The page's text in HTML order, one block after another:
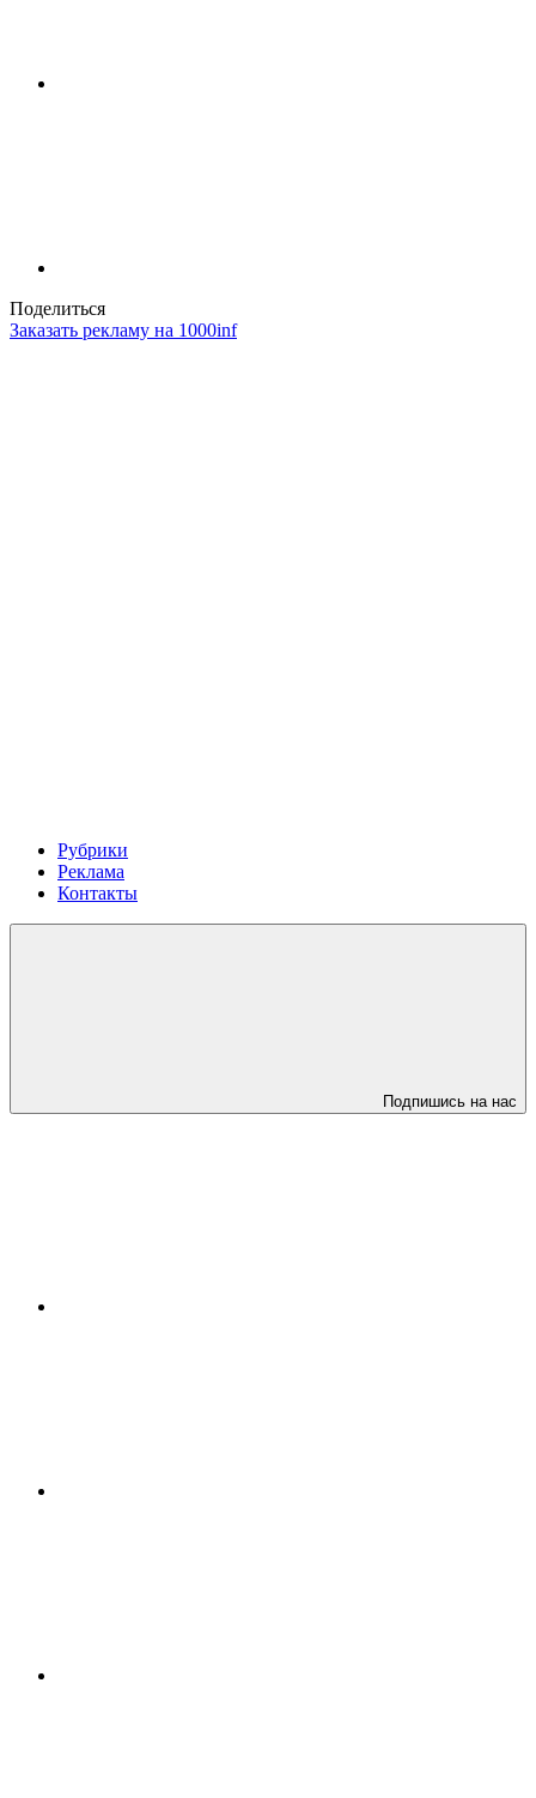
Поделиться
Заказать рекламу на 1000inf
Рубрики
Реклама
Контакты
Подпишись на нас